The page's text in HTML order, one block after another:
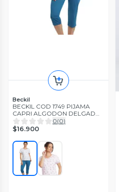
Beckil
BECKIL COD 1749 PIJAMA
CAPRI ALGODON DELGADO,
POLERA ESTAMPADA.
0(0)
$16.900